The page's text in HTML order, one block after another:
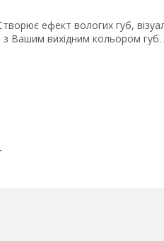
ефект вологих губ,
Вашим вихідним кольором губ.